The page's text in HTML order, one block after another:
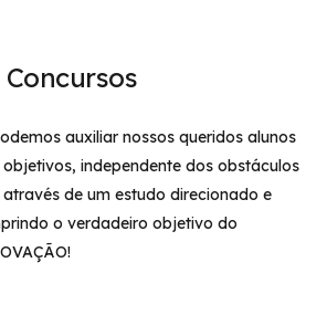
auxiliar nossos queridos alunos
independente dos obstáculos
de um estudo direcionado e
o verdadeiro objetivo do